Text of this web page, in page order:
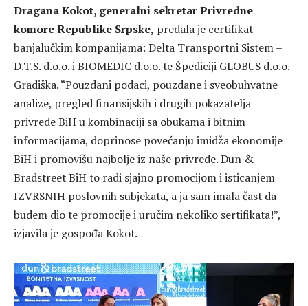
Dragana Kokot, generalni sekretar Privredne
komore Republike Srpske, predala je certifikat
banjalučkim kompanijama: Delta Transportni Sistem –
D.T.S. d.o.o. i BIOMEDIC d.o.o. te Špediciji GLOBUS d.o.o.
Gradiška. “Pouzdani podaci, pouzdane i sveobuhvatne
analize, pregled finansijskih i drugih pokazatelja
privrede BiH u kombinaciji sa obukama i bitnim
informacijama, doprinose povećanju imidža ekonomije
BiH i promovišu najbolje iz naše privrede. Dun &
Bradstreet BiH to radi sjajno promocijom i isticanjem
IZVRSNIH poslovnih subjekata, a ja sam imala čast da
budem dio te promocije i uručim nekoliko sertifikata!”,
izjavila je gospođa Kokot.